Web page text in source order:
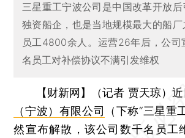
三星重工宁波公司是中国改革开放
独资船企，也是当地规模最大的船
员工4800余人。运营26年后，公司
名员工对补偿协议不满引发维权
【财新网】（记者 贾天琼） 近
（宁波）有限公司
（下称“三星重
然宣布解散，该公司数千名员工